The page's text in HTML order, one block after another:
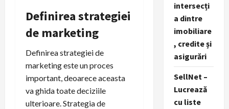
Definirea strategiei
de marketing
Definirea strategiei de
marketing este un proces
important, deoarece aceasta
va ghida toate deciziile
ulterioare. Strategia de
intersecți
a dintre
imobiliare
, credite și
asigurări
SellNet –
Lucrează
cu liste